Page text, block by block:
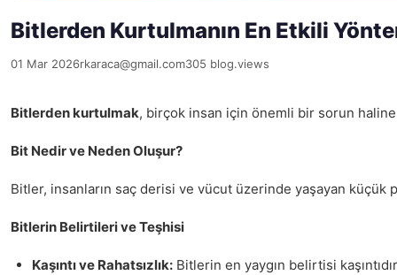
Bitlerden Kurtulmanın En Etkili
01 Mar 2026rkaraca@gmail.com305 blog.views
Bitlerden kurtulmak, birçok insan için önemli bir sorun
Bit Nedir ve Neden Oluşur?
Bitler, insanların saç derisi ve vücut üzerinde yaşayan küçük
Bitlerin Belirtileri ve Teşhisi
Kaşıntı ve Rahatsızlık: Bitlerin en yaygın belirtisi